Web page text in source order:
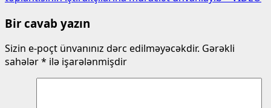
Bir cavab yazın
Sizin e-poçt ünvanınız dərc edilməyəcəkdir. Gərəkli
sahələr* ilə işarələnmişdir